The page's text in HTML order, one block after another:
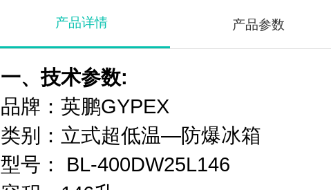
产品详情 产品参数
一、技术参数:
品牌：英鹏GYPEX
类别：立式超低温—防爆冰箱
型号： BL-400DW25L146